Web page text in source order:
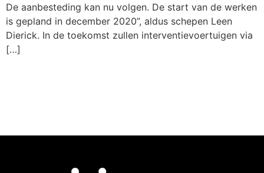
De aanbesteding kan nu volgen. De start van de werken
is gepland in december 2020”, aldus schepen Leen
Dierick. In de toekomst zullen interventievoertuigen via
[…]